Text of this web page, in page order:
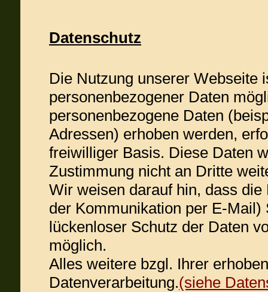
Datenschutz
Die Nutzung unserer Webseite
personenbezogener Daten
personenbezogene Daten
Adressen) erhoben werden,
freiwilliger Basis. Diese Daten
Zustimmung nicht an Dritte
Wir weisen darauf hin, dass
der Kommunikation per E-
lückenloser Schutz der Daten
möglich.
Alles weitere bzgl. Ihrer
Datenverarbeitung.(siehe